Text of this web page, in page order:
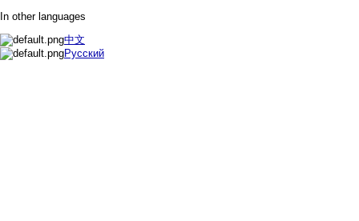
In other languages
中文
Русский